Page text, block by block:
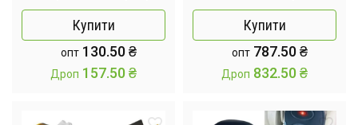
антивідблиску Tac
Glasses
Купити
опт 130.50₴
Дроп 157.50₴
228, Чохол на сидіння
Купити
опт 787.50₴
Дроп 832.50₴